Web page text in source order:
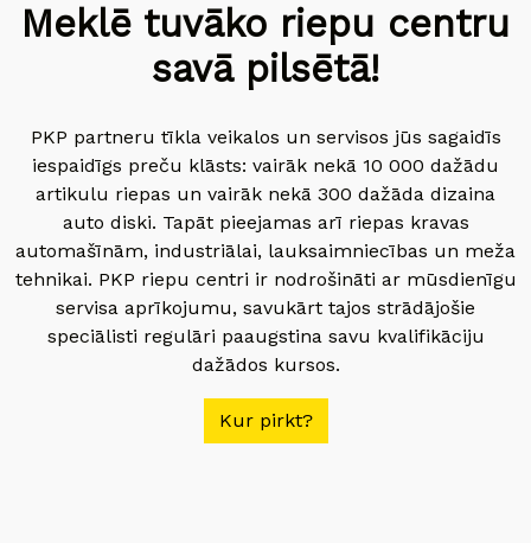
Meklē tuvāko riepu centru
savā pilsētā!
PKP partneru tīkla veikalos un servisos jūs sagaidīs
iespaidīgs preču klāsts: vairāk nekā 10 000 dažādu
artikulu riepas un vairāk nekā 300 dažāda dizaina
auto diski. Tapāt pieejamas arī riepas kravas
automašīnām, industriālai, lauksaimniecības un meža
tehnikai. PKP riepu centri ir nodrošināti ar mūsdienīgu
servisa aprīkojumu, savukārt tajos strādājošie
speciālisti regulāri paaugstina savu kvalifikāciju
dažādos kursos.
Kur pirkt?